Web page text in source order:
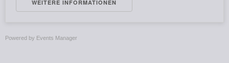
WEITERE INFORMATIONEN
Powered by Events Manager